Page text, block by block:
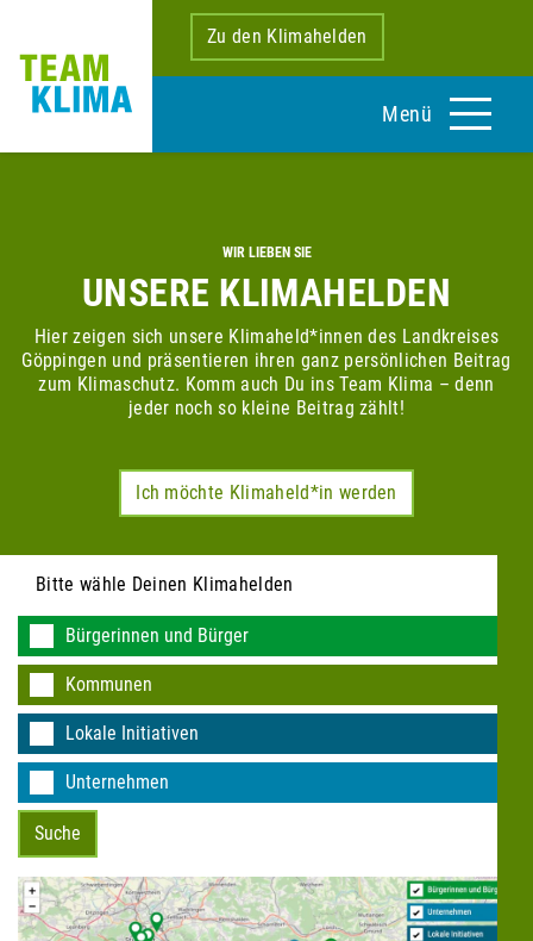
Zu den Klimahelden
Menü
WIR LIEBEN SIE
UNSERE KLIMAHELDEN
Hier zeigen sich unsere Klimaheld*innen des Landkreises
Göppingen und präsentieren ihren ganz persönlichen Beitrag
zum Klimaschutz. Komm auch Du ins Team Klima – denn
jeder noch so kleine Beitrag zählt!
Ich möchte Klimaheld*in werden
Bitte wähle Deinen Klimahelden
Bürgerinnen und Bürger
Kommunen
Lokale Initiativen
Unternehmen
KEINE DATEN VORHANDEN